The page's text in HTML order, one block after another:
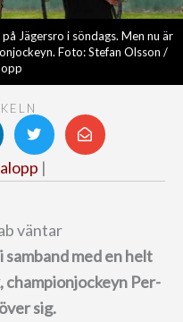
Jägersro i söndags. Men nu är
Foto: Stefan Olsson /
|
väntar
samband med en helt
championjockeyn Per-
sig.